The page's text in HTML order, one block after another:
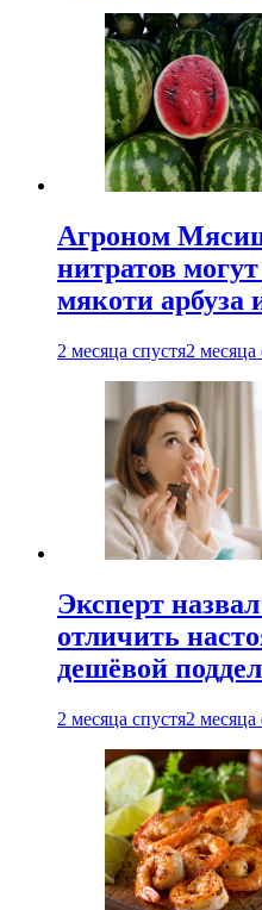
Агроном
нитратов
мякоти арбуза
2 месяца спустя2 месяца
Эксперт
отличить
дешёвой
2 месяца спустя2 месяца